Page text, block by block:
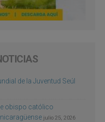
de la Juventud Seúl
obispo católico
julio 25, 2026